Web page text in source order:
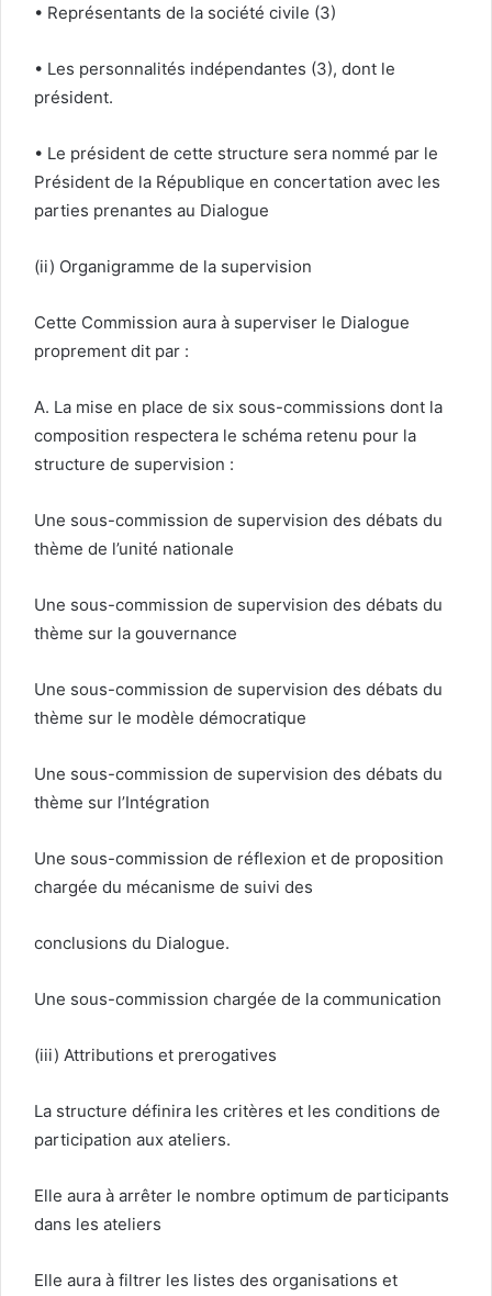
• Représentants de la société civile (3)
• Les personnalités indépendantes (3), dont le
président.
• Le président de cette structure sera nommé par le
Président de la République en concertation avec les
parties prenantes au Dialogue
(ii) Organigramme de la supervision
Cette Commission aura à superviser le Dialogue
proprement dit par :
A. La mise en place de six sous-commissions dont la
composition respectera le schéma retenu pour la
structure de supervision :
Une sous-commission de supervision des débats du
thème de l’unité nationale
Une sous-commission de supervision des débats du
thème sur la gouvernance
Une sous-commission de supervision des débats du
thème sur le modèle démocratique
Une sous-commission de supervision des débats du
thème sur l’Intégration
Une sous-commission de réflexion et de proposition
chargée du mécanisme de suivi des
conclusions du Dialogue.
Une sous-commission chargée de la communication
(iii) Attributions et prerogatives
La structure définira les critères et les conditions de
participation aux ateliers.
Elle aura à arrêter le nombre optimum de participants
dans les ateliers
Elle aura à filtrer les listes des organisations et